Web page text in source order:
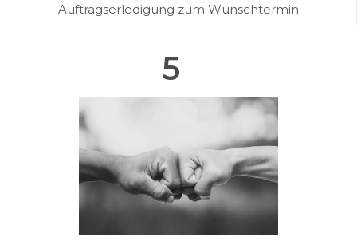
Auftragserledigung zum Wunschtermin
5